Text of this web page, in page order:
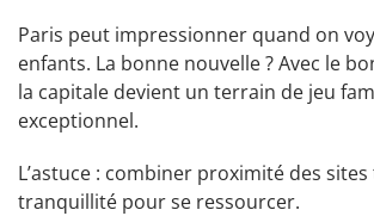
Paris peut impressionner quand on
enfants. La bonne nouvelle ? Avec le
la capitale devient un terrain de jeu
exceptionnel.
L’astuce : combiner proximité des
tranquillité pour se ressourcer.